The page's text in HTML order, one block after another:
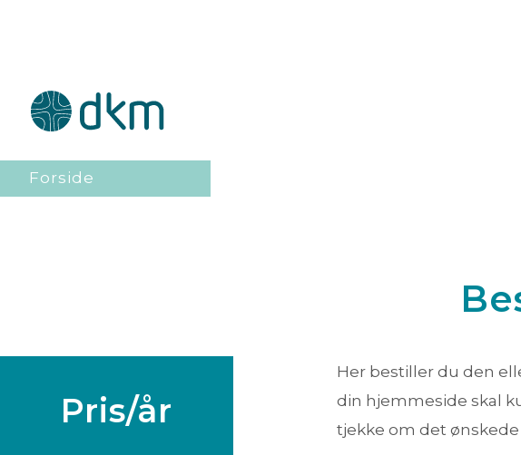
Forside
Pris/år
Her bestiller du den
din hjemmeside skal
tjekke om det